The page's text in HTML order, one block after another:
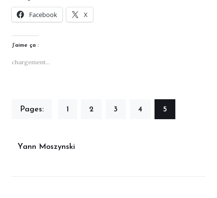
Facebook X
J’aime ça :
chargement…
Pages: Page
1 ,Page
2 ,Page
3 ,Page
4 ,Page
5
Yann Moszynski